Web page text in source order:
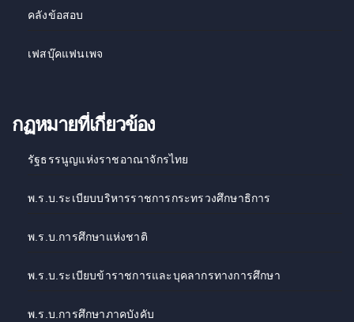
คลังข้อสอบ
เฟสบุ๊คแฟนเพจ
กฏหมายที่เกี่ยวข้อง
รัฐธรรนูญแห่งราชอาณาจักรไทย
พ.ร.บ.ระเบียบบริหารราชการกระทรวงศึกษาธิการ
พ.ร.บ.การศึกษาแห่งชาติ
พ.ร.บ.ระเบียบข้าราชการและบุคลากรทางการศึกษา
พ.ร.บ.การศึกษาภาคบังคับ